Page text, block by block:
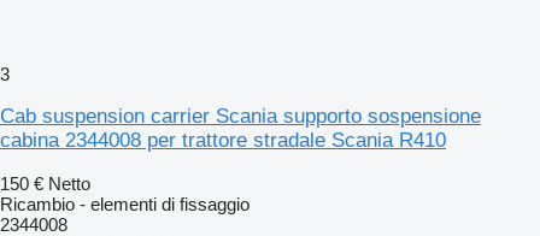
3
Cab suspension carrier Scania supporto sospensione
cabina 2344008 per trattore stradale Scania R410
150 € Netto
Ricambio - elementi di fissaggio
2344008